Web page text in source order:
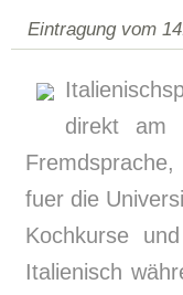
Eintragung vom
direkt am
fuer die
Kochkurse
Italienisch